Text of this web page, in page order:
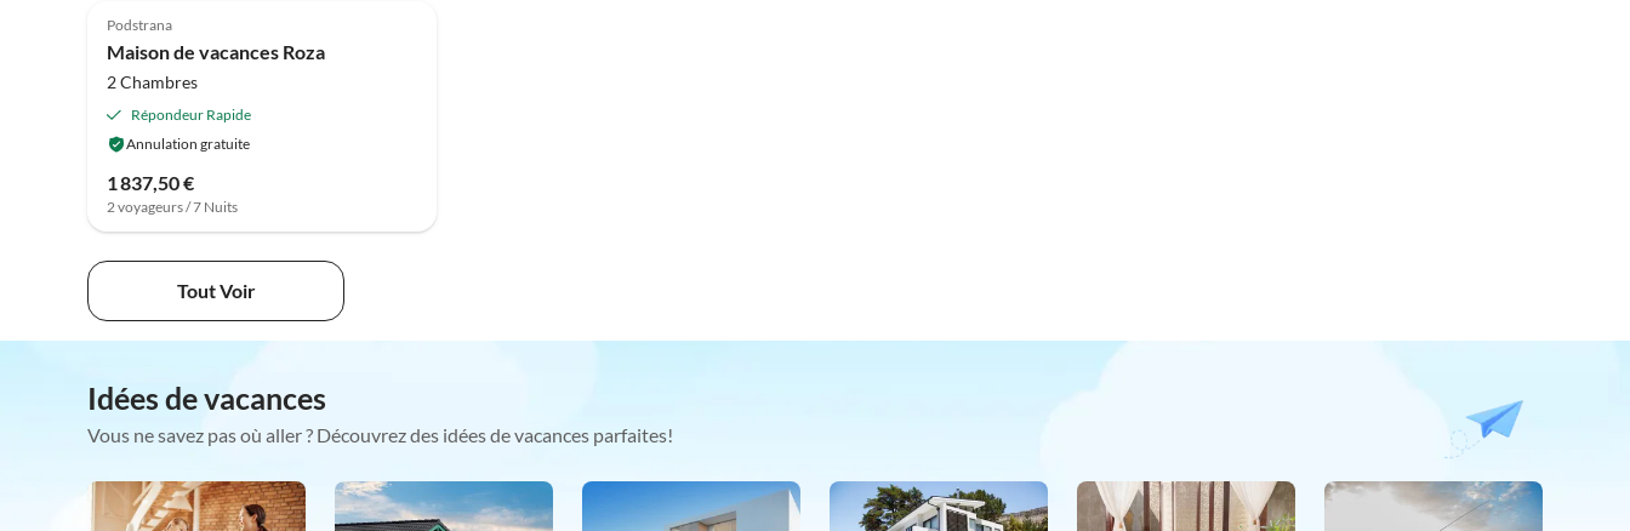
Podstrana
Maison de vacances Roza
2 Chambres
Répondeur Rapide
Annulation gratuite
1 837,50 €
2 voyageurs / 7 Nuits
Tout Voir
Idées de vacances
Vous ne savez pas où aller ? Découvrez des idées de vacances parfaites!